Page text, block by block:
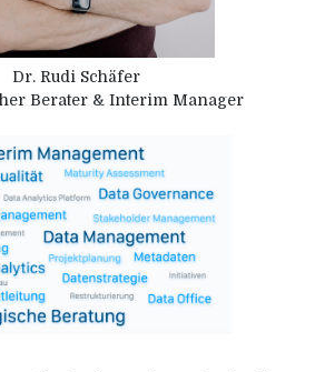
Dr. Rudi Schäfer
Berater & Interim Manager